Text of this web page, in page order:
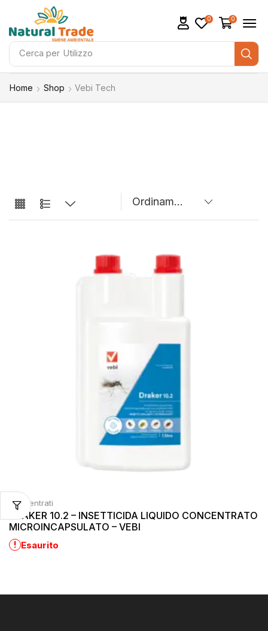
Cerca per Utilizzo
0 0
Home Shop Vebi Tech
Concentrati
DRAKER 10.2 – INSETTICIDA LIQUIDO CONCENTRATO
MICROINCAPSULATO – VEBI
! Esaurito